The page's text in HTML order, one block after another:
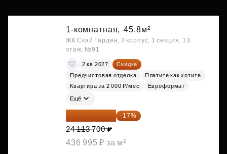
1-комнатная, 45.8м²
ЖК Скай Гарден, 3 корпус, 1 секция, 13
этаж, №91
2 кв 2027
Скидка
Предчистовая отделка
Платите как хотите
Квартира за 2 000 ₽/мес
Евроформат
Ещё
20 014 371 ₽ -17%
24 113 700 ₽
436 995 ₽ за м²